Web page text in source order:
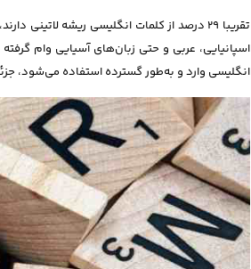
اسپانیایی، عربی و حتی زبان‌های آسیایی وام
انگلیسی وارد و به‌طور گسترده استفاده می‌شود،